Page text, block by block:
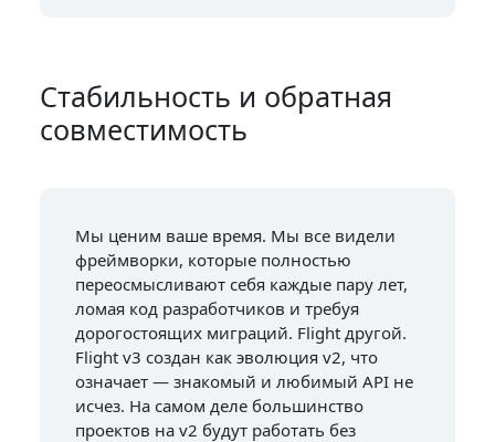
Стабильность и обратная
совместимость
Мы ценим ваше время. Мы все видели
фреймворки, которые полностью
переосмысливают себя каждые пару лет,
ломая код разработчиков и требуя
дорогостоящих миграций. Flight другой.
Flight v3 создан как эволюция v2, что
означает — знакомый и любимый API не
исчез. На самом деле большинство
проектов на v2 будут работать без